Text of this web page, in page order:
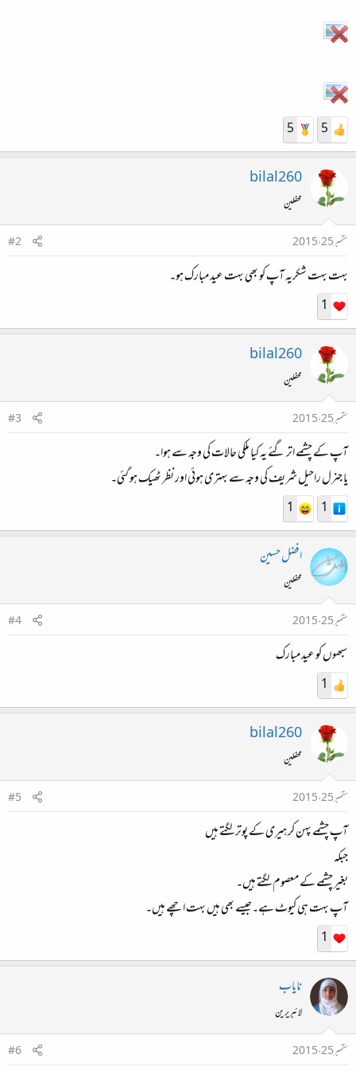
5
5
bilal260
محفلین
ستمبر 25، 2015
#2
بہت بہت شکریہ آپ کو بھی بہت عید مبارک ہو۔
1
bilal260
محفلین
ستمبر 25، 2015
#3
آپ کے چشمے اتر گئے یہ کیا ملکی حالات کی وجہ سے ہوا۔
یا جنرل راحیل شریف کی وجہ سے بہتری ہوئی اور نظر ٹھیک ہو گئی۔
1
1
افضل حسین
محفلین
ستمبر 25، 2015
#4
سبھوں کو عید مبارک
1
bilal260
محفلین
ستمبر 25، 2015
#5
آپ چشمے پہن کر ہیری کے پوتر لگتے ہیں
جبکہ
بغیر چشمے کے معصوم لگتے ہیں۔
آپ بہت ہی کیوٹ ہے۔جیسے بھی ہیں بہت اچھے ہیں۔
1
نایاب
لائبریرین
ستمبر 25، 2015
#6